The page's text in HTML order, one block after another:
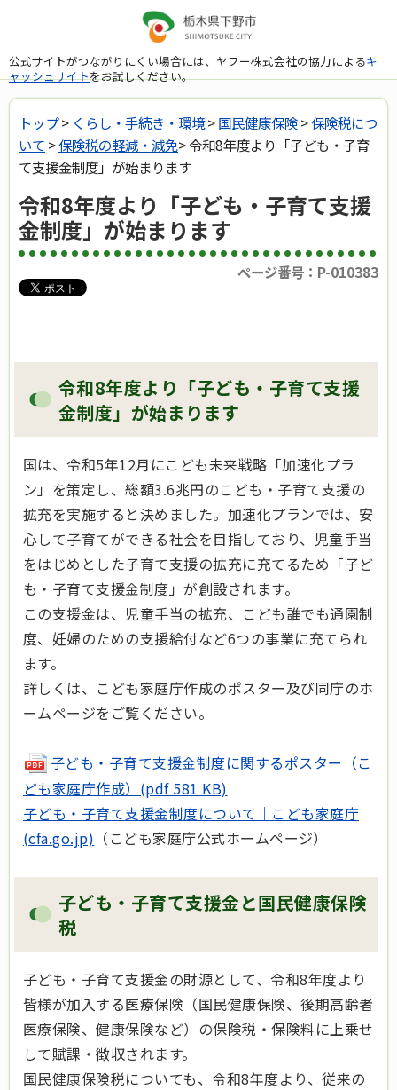
公式サイトがつながりにくい場合には、ヤフー株式会社の協力によるキ
ャッシュサイトをお試しください。
トップ> くらし・手続き・環境>国民健康保険>保険税につ
いて >保険税の軽減・減免> 令和8年度より「子ども・子育
て支援金制度」が始まります
令和8年度より「子ども・子育て支援
金制度」が始まります
ページ番号：P-010383
令和8年度より「子ども・子育て支援
金制度」が始まります
国は、令和5年12月にこども未来戦略「加速化プラ
ン」を策定し、総額3.6兆円のこども・子育て支援の
拡充を実施すると決めました。加速化プランでは、安
心して子育てができる社会を目指しており、児童手当
をはじめとした子育て支援の拡充に充てるため「子ど
も・子育て支援金制度」が創設されます。
この支援金は、児童手当の拡充、こども誰でも通園制
度、妊婦のための支援給付など6つの事業に充てられ
ます。
詳しくは、こども家庭庁作成のポスター及び同庁のホ
ームページをご覧ください。
子ども・子育て支援金制度に関するポスター（こ
ども家庭庁作成）(pdf 581 KB)
子ども・子育て支援金制度について｜こども家庭庁
(cfa.go.jp) （こども家庭庁公式ホームページ）
子ども・子育て支援金と国民健康保険
税
子ども・子育て支援金の財源として、令和8年度より
皆様が加入する医療保険（国民健康保険、後期高齢者
医療保険、健康保険など）の保険税・保険料に上乗せ
して賦課・徴収されます。
国民健康保険税についても、令和8年度より、従来の